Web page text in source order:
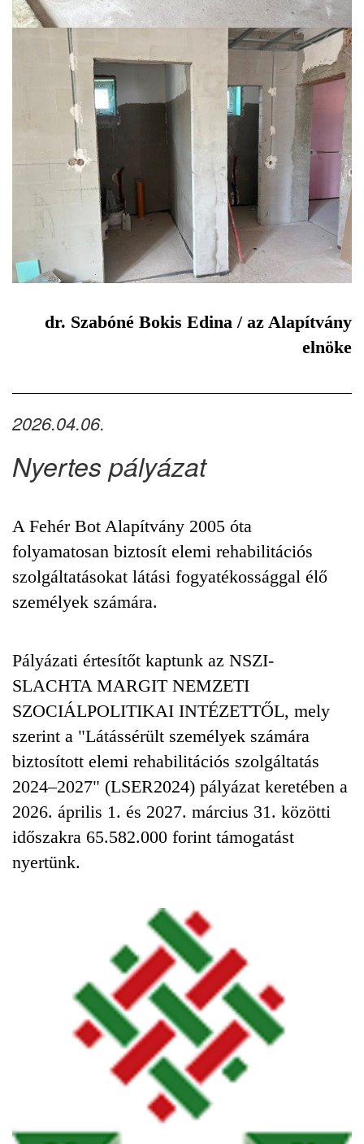
dr. Szabóné Bokis Edina / az Alapítvány
elnöke
2026.04.06.
Nyertes pályázat
A Fehér Bot Alapítvány 2005 óta
folyamatosan biztosít elemi rehabilitációs
szolgáltatásokat látási fogyatékossággal élő
személyek számára.
Pályázati értesítőt kaptunk az NSZI-
SLACHTA MARGIT NEMZETI
SZOCIÁLPOLITIKAI INTÉZETTŐL, mely
szerint a "Látássérült személyek számára
biztosított elemi rehabilitációs szolgáltatás
2024–2027" (LSER2024) pályázat keretében a
2026. április 1. és 2027. március 31. közötti
időszakra 65.582.000 forint támogatást
nyertünk.